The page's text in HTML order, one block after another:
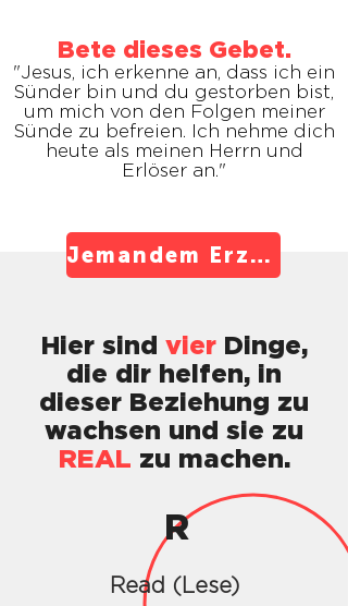
Bete dieses Gebet.
"Jesus, ich erkenne an, dass ich ein
Sünder bin und du gestorben bist,
um mich von den Folgen meiner
Sünde zu befreien. Ich nehme dich
heute als meinen Herrn und
Erlöser an."
Jemandem Erzähalen.
Hier sind vierDinge,
die dir helfen, in
dieser Beziehung zu
wachsen und sie zu
REAL zu machen.
R
Read (Lese)